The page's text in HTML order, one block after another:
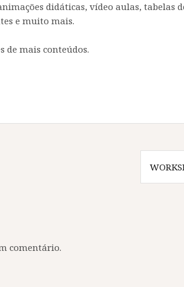
didáticas, vídeo aulas, tabelas
e muito mais.
de mais conteúdos.
comentário.